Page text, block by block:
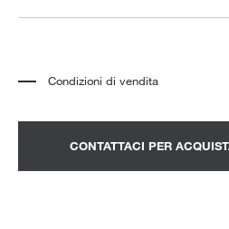
Condizioni di vendita
quotarsi a parte.
Il prezzo non include trasporto e montaggio.
CONTATTACI PER